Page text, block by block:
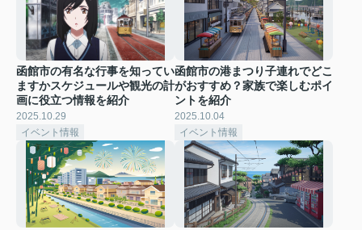
函館市の有名な行事を知ってい
ますかスケジュールや観光の計
画に役立つ情報を紹介
2025.10.29
イベント情報
函館市の港まつり子連れでどこ
がおすすめ？家族で楽しむポイ
ントを紹介
2025.10.04
イベント情報